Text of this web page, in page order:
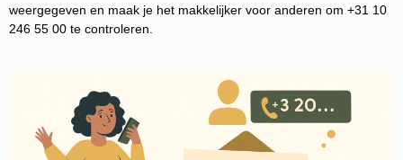
weergegeven en maak je het makkelijker voor anderen om +31 10
246 55 00 te controleren.